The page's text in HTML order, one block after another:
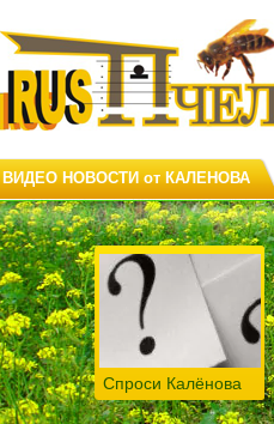
ВИДЕО НОВОСТИ от КАЛЕНОВА
Спроси Калёнова